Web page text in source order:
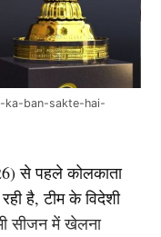
ka-ban-sakte-hai-
से पहले कोलकाता
है, टीम के विदेशी
सीजन में खेलना